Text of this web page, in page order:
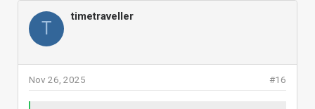
T
timetraveller
#16
Nov 26, 2025